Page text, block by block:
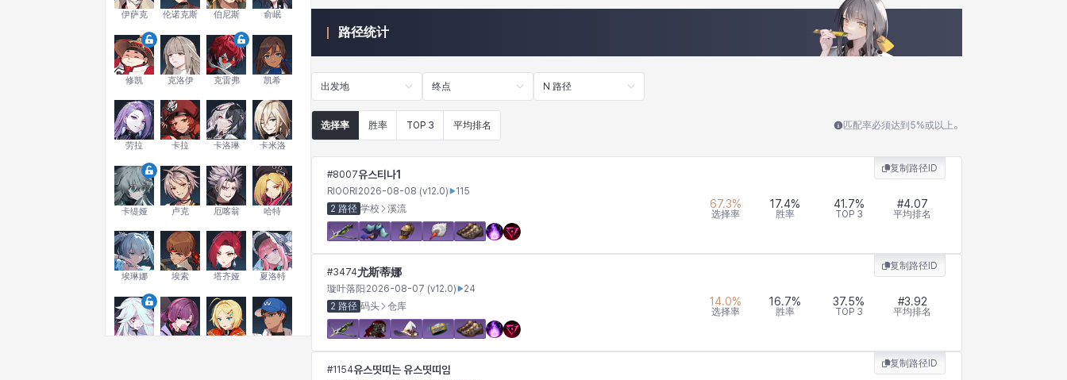
伊萨克 伦诺克斯 伯尼斯 俞岷
修凯 克洛伊 克雷弗 凯希
劳拉 卡拉 卡洛琳 卡米洛
卡缇娅 卢克 厄喀翁 哈特
埃琳娜 埃索 塔齐娅 夏洛特
路径统计
出发地 终点 N 路径
选择率 胜率 TOP 3 平均排名 匹配率必须达到5%或以上。
复制路径ID
#8007유스티나1
RIOORI 2026-08-08 (v12.0)
115
2 路径 学校 溪流 67.3%
选择率
17.4%
胜率
41.7%
TOP 3
#4.07
平均排名
复制路径ID
#3474尤斯蒂娜
璇叶落阳 2026-08-07 (v12.0)
24
2 路径 码头 仓库 14.0%
选择率
16.7%
胜率
37.5%
TOP 3
#3.92
平均排名
复制路径ID
#1154유스띳띠는 유스띳띠임